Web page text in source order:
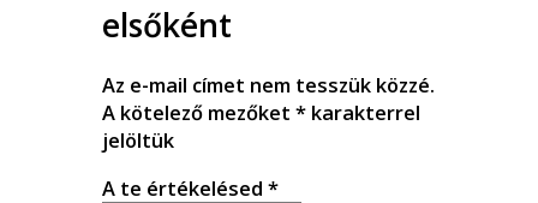
elsőként
Az e-mail címet nem tesszük közzé.
A kötelező mezőket *karakterrel
jelöltük
A te értékelésed *